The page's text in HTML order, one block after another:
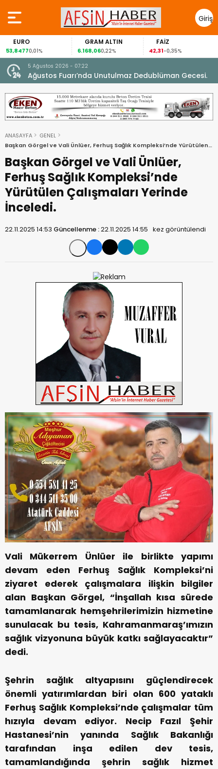
Giriş
Yap
0,01%
GRAM ALTIN
6.168,06 0,22%
FAİZ
-0,35%
5 Ağustos 2026 - 07:22
Ağustos Fuarı’nda Unutulmaz Dedublüman Gecesi.
ANASAYFA
GENEL
Başkan Görgel ve Vali Ünlüer, Ferhuş Sağlık Kompleksi’nde Yürütülen
Çalışmaları Yerinde İnceledi.
Başkan Görgel ve Vali Ünlüer,
Ferhuş Sağlık Kompleksi’nde
Yürütülen Çalışmaları Yerinde
İnceledi.
22.11.2025 14:53 Güncellenme :22.11.2025 14:55 kez görüntülendi
Vali Mükerrem Ünlüer ile birlikte yapımı
devam eden Ferhuş Sağlık Kompleksi’ni
ziyaret ederek çalışmalara ilişkin bilgiler
alan Başkan Görgel, “İnşallah kısa sürede
tamamlanarak hemşehrilerimizin hizmetine
sunulacak bu tesis, Kahramanmaraş’ımızın
sağlık vizyonuna büyük katkı sağlayacaktır”
dedi.
Şehrin sağlık altyapısını güçlendirecek
önemli yatırımlardan biri olan 600 yataklı
Ferhuş Sağlık Kompleksi’nde çalışmalar tüm
hızıyla devam ediyor. Necip Fazıl Şehir
Hastanesi’nin yanında Sağlık Bakanlığı
tarafından inşa edilen dev tesis,
tamamlandığında şehrin sağlık hizmet